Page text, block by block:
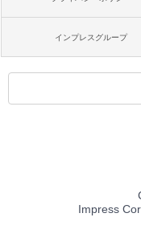
インプレスグループ
Impress